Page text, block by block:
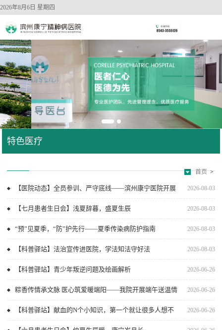
2026年8月6日 星期四
特色医疗
首页 >
2026-08-03
【医院动态】全员参训、严守底线——滨州康宁医院开展
院感规范化培训 2026-08-03
【七月患者生日会】浅夏辞暮，盛夏生辰
2026-08-03
“预”见夏季，“防”护先行——夏季传染病防护指南
2026-08-03
【科普驿站】法治宣传进医院，学法知法守好法
2026-06-26
【科普驿站】青少年叛逆问题及绘画解析
2026-06-26
粽香传情承文脉 医心筑爱暖端阳——我院开展端午送温情
活动 2026-06-26
【科普驿站】献血的N个小知识，第一个就让很多人想不